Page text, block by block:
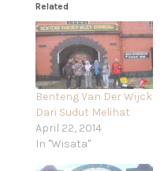
Related
Benteng Van Der Wijck
Dari Sudut Melihat
April 22, 2014
In "Wisata"